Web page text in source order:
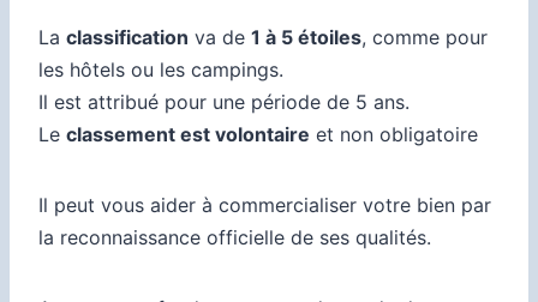
La classification va de 1 à 5 étoiles, comme pour
les hôtels ou les campings.
Il est attribué pour une période de 5 ans.
Le classement est volontaire et non obligatoire
Il peut vous aider à commercialiser votre bien par
la reconnaissance officielle de ses qualités.